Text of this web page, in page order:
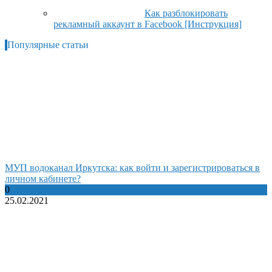
Как разблокировать
рекламный аккаунт в Facebook [Инструкция]
Популярные статьи
МУП водоканал Иркутска: как войти и зарегистрироваться в
личном кабинете?
0
25.02.2021